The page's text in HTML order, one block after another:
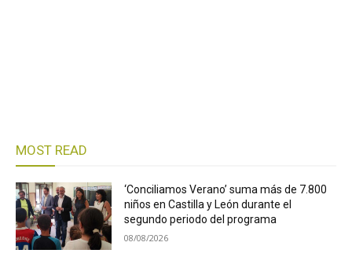
MOST READ
‘Conciliamos Verano’ suma más de 7.800
niños en Castilla y León durante el
segundo periodo del programa
08/08/2026